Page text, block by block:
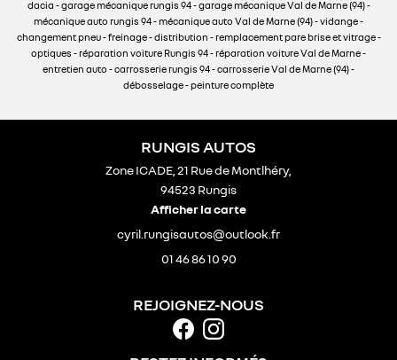
dacia - garage mécanique rungis 94 - garage mécanique Val de Marne (94) -
mécanique auto rungis 94 - mécanique auto Val de Marne (94) - vidange -
changement pneu - freinage - distribution - remplacement pare brise et vitrage -
optiques - réparation voiture Rungis 94 - réparation voiture Val de Marne -
entretien auto - carrosserie rungis 94 - carrosserie Val de Marne (94) -
débosselage - peinture complète
RUNGIS AUTOS
Zone ICADE, 21 Rue de Montlhéry,
94523 Rungis
Afficher la carte
01 46 86 10 90
REJOIGNEZ-NOUS